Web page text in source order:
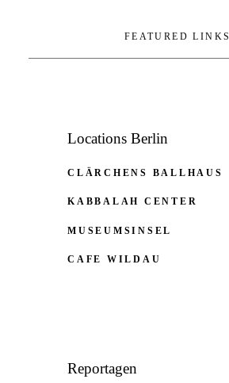
FEATURED LINKS
Reportagen
Locations Berlin
CLÄRCHENS BALLHAUS
KABBALAH CENTER
MUSEUMSINSEL
CAFE WILDAU